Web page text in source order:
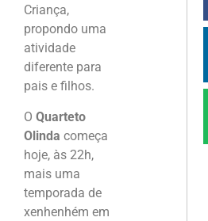
Criança,
propondo uma
atividade
diferente para
pais e filhos.
O Quarteto
Olinda começa
hoje, às 22h,
mais uma
temporada de
xenhenhém em